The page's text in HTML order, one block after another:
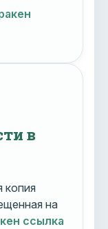
в
копия
на
ссылка